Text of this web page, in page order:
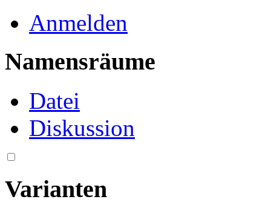
Anmelden
Namensräume
Datei
Diskussion
Varianten